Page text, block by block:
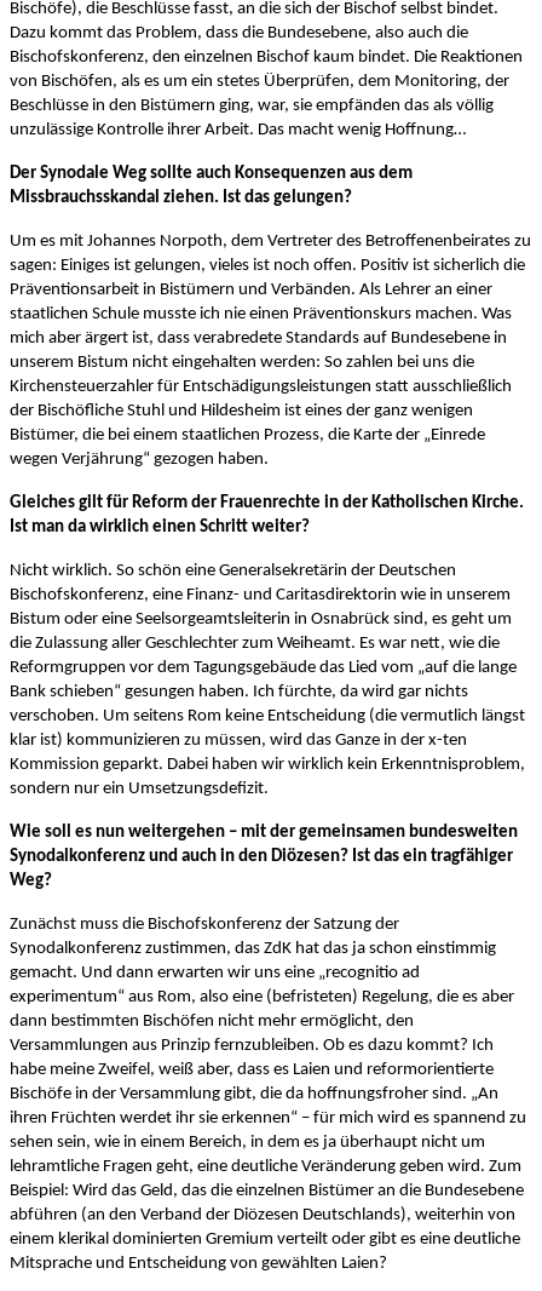
Bischöfe), die Beschlüsse fasst, an die sich der Bischof selbst bindet.
Dazu kommt das Problem, dass die Bundesebene, also auch die
Bischofskonferenz, den einzelnen Bischof kaum bindet. Die Reaktionen
von Bischöfen, als es um ein stetes Überprüfen, dem Monitoring, der
Beschlüsse in den Bistümern ging, war, sie empfänden das als völlig
unzulässige Kontrolle ihrer Arbeit. Das macht wenig Hoffnung…
Der Synodale Weg sollte auch Konsequenzen aus dem
Missbrauchsskandal ziehen. Ist das gelungen?
Um es mit Johannes Norpoth, dem Vertreter des Betroffenenbeirates zu
sagen: Einiges ist gelungen, vieles ist noch offen. Positiv ist sicherlich die
Präventionsarbeit in Bistümern und Verbänden. Als Lehrer an einer
staatlichen Schule musste ich nie einen Präventionskurs machen. Was
mich aber ärgert ist, dass verabredete Standards auf Bundesebene in
unserem Bistum nicht eingehalten werden: So zahlen bei uns die
Kirchensteuerzahler für Entschädigungsleistungen statt ausschließlich
der Bischöfliche Stuhl und Hildesheim ist eines der ganz wenigen
Bistümer, die bei einem staatlichen Prozess, die Karte der „Einrede
wegen Verjährung“ gezogen haben.
Gleiches gilt für Reform der Frauenrechte in der Katholischen Kirche.
Ist man da wirklich einen Schritt weiter?
Nicht wirklich. So schön eine Generalsekretärin der Deutschen
Bischofskonferenz, eine Finanz- und Caritasdirektorin wie in unserem
Bistum oder eine Seelsorgeamtsleiterin in Osnabrück sind, es geht um
die Zulassung aller Geschlechter zum Weiheamt. Es war nett, wie die
Reformgruppen vor dem Tagungsgebäude das Lied vom „auf die lange
Bank schieben“ gesungen haben. Ich fürchte, da wird gar nichts
verschoben. Um seitens Rom keine Entscheidung (die vermutlich längst
klar ist) kommunizieren zu müssen, wird das Ganze in der x-ten
Kommission geparkt. Dabei haben wir wirklich kein Erkenntnisproblem,
sondern nur ein Umsetzungsdefizit.
Wie soll es nun weitergehen – mit der gemeinsamen bundesweiten
Synodalkonferenz und auch in den Diözesen? Ist das ein tragfähiger
Weg?
Zunächst muss die Bischofskonferenz der Satzung der
Synodalkonferenz zustimmen, das ZdK hat das ja schon einstimmig
gemacht. Und dann erwarten wir uns eine „recognitio ad
experimentum“ aus Rom, also eine (befristeten) Regelung, die es aber
dann bestimmten Bischöfen nicht mehr ermöglicht, den
Versammlungen aus Prinzip fernzubleiben. Ob es dazu kommt? Ich
habe meine Zweifel, weiß aber, dass es Laien und reformorientierte
Bischöfe in der Versammlung gibt, die da hoffnungsfroher sind. „An
ihren Früchten werdet ihr sie erkennen“ – für mich wird es spannend zu
sehen sein, wie in einem Bereich, in dem es ja überhaupt nicht um
lehramtliche Fragen geht, eine deutliche Veränderung geben wird. Zum
Beispiel: Wird das Geld, das die einzelnen Bistümer an die Bundesebene
abführen (an den Verband der Diözesen Deutschlands), weiterhin von
einem klerikal dominierten Gremium verteilt oder gibt es eine deutliche
Mitsprache und Entscheidung von gewählten Laien?